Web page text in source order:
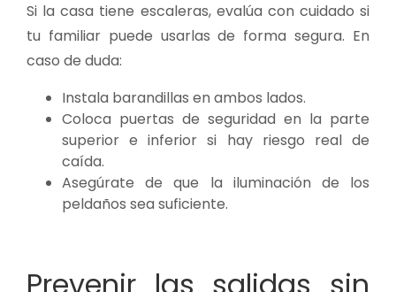
Si la casa tiene escaleras, evalúa con cuidado si
tu familiar puede usarlas de forma segura. En
caso de duda:
Instala barandillas en ambos lados.
Coloca puertas de seguridad en la parte
superior e inferior si hay riesgo real de
caída.
Asegúrate de que la iluminación de los
peldaños sea suficiente.